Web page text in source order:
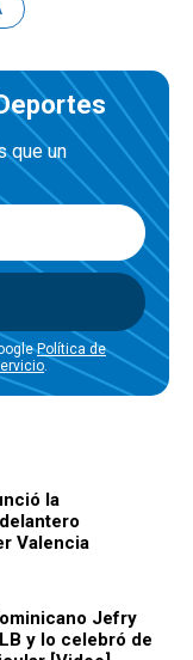
que un
Política de
.
la
Valencia
Jefry
y lo celebró de